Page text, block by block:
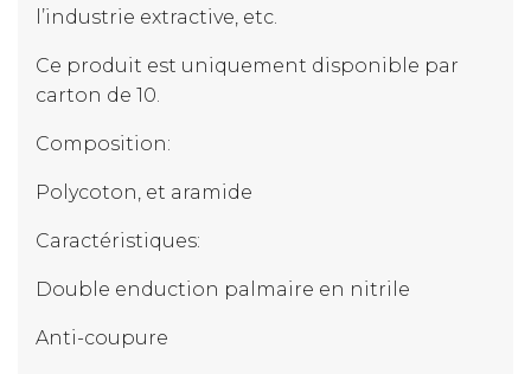
l’industrie extractive, etc.
Ce produit est uniquement disponible par
carton de 10.
Composition:
Polycoton, et aramide
Caractéristiques:
Double enduction palmaire en nitrile
Anti-coupure